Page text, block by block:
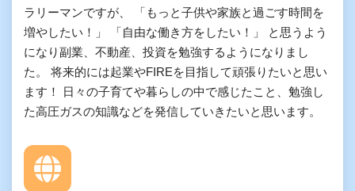
ラリーマンですが、 「もっと子供や家族と過ごす時間を
増やしたい！」 「自由な働き方をしたい！」 と思うよう
になり副業、不動産、投資を勉強するようになりまし
た。 将来的には起業やFIREを目指して頑張りたいと思い
ます！ 日々の子育てや暮らしの中で感じたこと、勉強し
た高圧ガスの知識などを発信していきたいと思います。